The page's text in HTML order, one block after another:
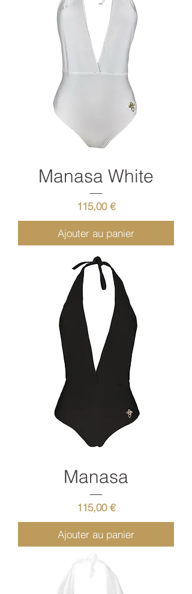
Manasa White
Prix
115,00 €
Ajouter au panier
Manasa
Prix
115,00 €
Ajouter au panier